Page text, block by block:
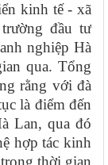
kinh tế - xã
đầu tư
nghiệp Hà
qua. Tổng
rằng với đà
là điểm đến
Lan, qua đó
hợp tác kinh
thời gian